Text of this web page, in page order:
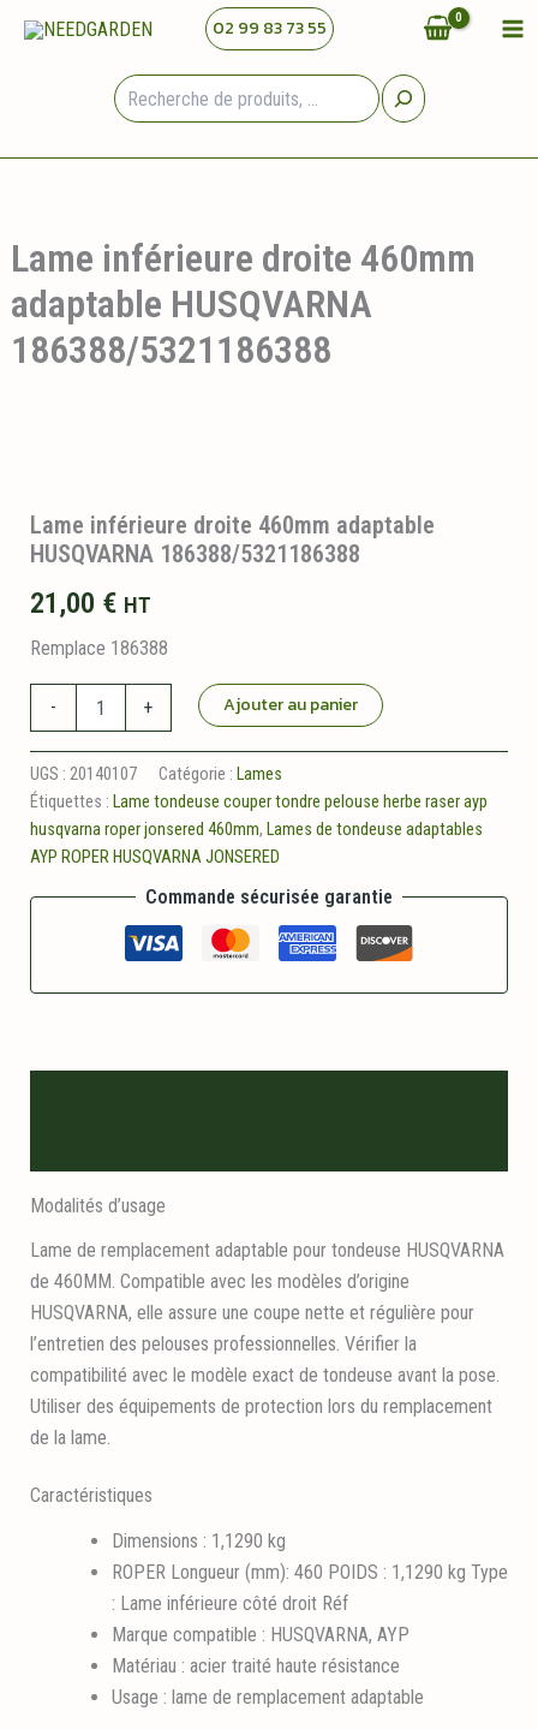
02 99 83 73 55
Lame inférieure droite 460mm
adaptable HUSQVARNA
186388/5321186388
Lame inférieure droite 460mm adaptable
HUSQVARNA 186388/5321186388
21,00 € HT
Remplace 186388
-
inférieure
droite
460mm
adaptable
HUSQVARNA
186388/5321186388
+ Ajouter au panier
UGS : 20140107 Catégorie : Lames
Étiquettes : Lame tondeuse couper tondre pelouse herbe raser ayp
husqvarna roper jonsered 460mm, Lames de tondeuse adaptables
AYP ROPER HUSQVARNA JONSERED
Commande sécurisée garantie
Modalités d’usage
Lame de remplacement adaptable pour tondeuse HUSQVARNA
de 460MM. Compatible avec les modèles d’origine
HUSQVARNA, elle assure une coupe nette et régulière pour
l’entretien des pelouses professionnelles. Vérifier la
compatibilité avec le modèle exact de tondeuse avant la pose.
Utiliser des équipements de protection lors du remplacement
de la lame.
Caractéristiques
Dimensions : 1,1290 kg
ROPER Longueur (mm): 460 POIDS : 1,1290 kg Type
: Lame inférieure côté droit Réf
Marque compatible : HUSQVARNA, AYP
Matériau : acier traité haute résistance
Usage : lame de remplacement adaptable